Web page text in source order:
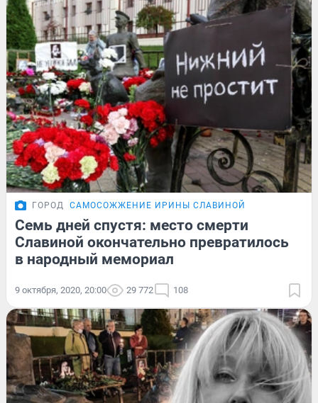
ГОРОД САМОСОЖЖЕНИЕ ИРИНЫ СЛАВИНОЙ
Семь дней спустя: место смерти
Славиной окончательно превратилось
в народный мемориал
9 октября, 2020, 20:00 29 772 108